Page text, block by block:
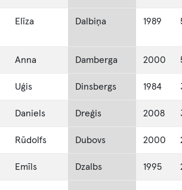
Elīza Dalbiņa 1989
Anna Damberga 2000
Uģis Dinsbergs 1984
Daniels Dreģis 2008
Rūdolfs Dubovs 2000
Emīls Dzalbs 1995